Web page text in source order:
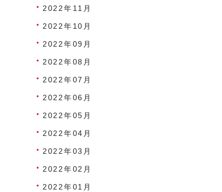
2022年11月
2022年10月
2022年09月
2022年08月
2022年07月
2022年06月
2022年05月
2022年04月
2022年03月
2022年02月
2022年01月